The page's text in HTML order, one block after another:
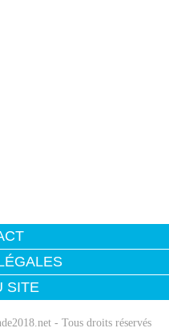
SITE
- Tous droits réservés